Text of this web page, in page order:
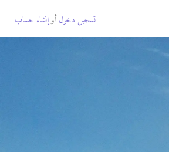
تسجيل دخول أوإنشاء حساب